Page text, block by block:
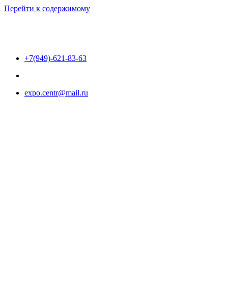
Перейти к содержимому
+7(949)-621-83-63
expo.centr@mail.ru